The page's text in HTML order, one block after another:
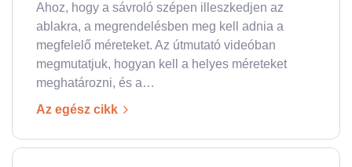
Ahoz, hogy a sávroló szépen illeszkedjen az
ablakra, a megrendelésben meg kell adnia a
megfelelő méreteket. Az útmutató videóban
megmutatjuk, hogyan kell a helyes méreteket
meghatározni, és a…
Az egész cikk